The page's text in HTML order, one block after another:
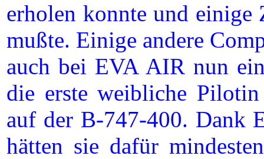
erholen konnte und einige
mußte. Einige andere
auch bei EVA AIR nun
die erste weibliche
auf der B-747-400. Dank
hätten sie dafür